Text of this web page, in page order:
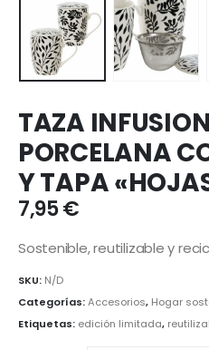
TAZA
PORCELANA
Y TAPA
7,95€
Sostenible, reutilizable y
SKU: N/D
Categorías:Accesorios, Hogar
Etiquetas: edición limitada,